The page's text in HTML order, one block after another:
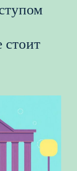
стоит